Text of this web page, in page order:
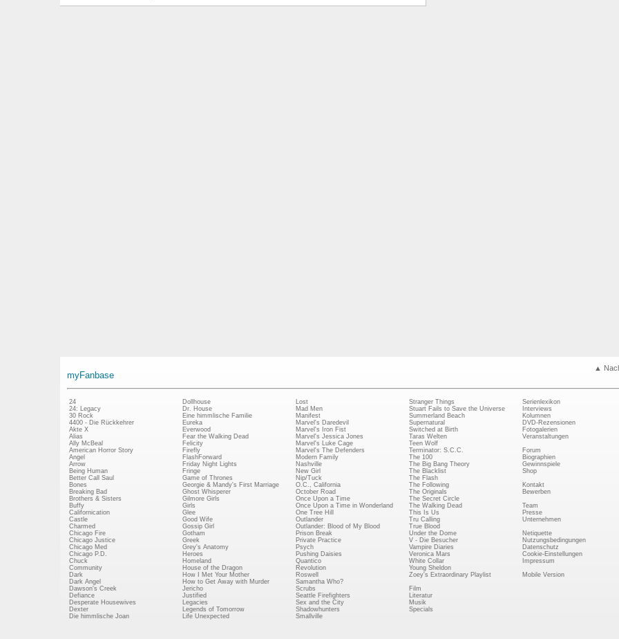
▲
myFanbase
24
24: Legacy
30 Rock
4400 - Die Rückkehrer
Akte X
Alias
Ally McBeal
American Horror Story
Angel
Arrow
Being Human
Better Call Saul
Bones
Breaking Bad
Brothers & Sisters
Buffy
Californication
Castle
Charmed
Chicago Fire
Chicago Justice
Chicago Med
Chicago P.D.
Chuck
Community
Dark
Dark Angel
Dawson's Creek
Defiance
Desperate Housewives
Dexter
Die himmlische Joan
Dollhouse
Dr. House
Eine himmlische Familie
Eureka
Everwood
Fear the Walking Dead
Felicity
Firefly
FlashForward
Friday Night Lights
Fringe
Game of Thrones
Georgie & Mandy's First Marriage
Ghost Whisperer
Gilmore Girls
Girls
Glee
Good Wife
Gossip Girl
Gotham
Greek
Grey's Anatomy
Heroes
Homeland
House of the Dragon
How I Met Your Mother
How to Get Away with Murder
Jericho
Justified
Legacies
Legends of Tomorrow
Life Unexpected
Lost
Mad Men
Manifest
Marvel's Daredevil
Marvel's Iron Fist
Marvel's Jessica Jones
Marvel's Luke Cage
Marvel's The Defenders
Modern Family
Nashville
New Girl
Nip/Tuck
O.C., California
October Road
Once Upon a Time
Once Upon a Time in Wonderland
One Tree Hill
Outlander
Outlander: Blood of My Blood
Prison Break
Private Practice
Psych
Pushing Daisies
Quantico
Revolution
Roswell
Samantha Who?
Scrubs
Seattle Firefighters
Sex and the City
Shadowhunters
Smallville
Stranger Things
Stuart Fails to Save the Universe
Summerland Beach
Supernatural
Switched at Birth
Taras Welten
Teen Wolf
Terminator: S.C.C.
The 100
The Big Bang Theory
The Blacklist
The Flash
The Following
The Originals
The Secret Circle
The Walking Dead
This Is Us
Tru Calling
True Blood
Under the Dome
V - Die Besucher
Vampire Diaries
Veronica Mars
White Collar
Young Sheldon
Zoey's Extraordinary Playlist
Film
Literatur
Musik
Specials
Serienlexikon
Interviews
Kolumnen
DVD-Rezensionen
Fotogalerien
Veranstaltungen
Forum
Biographien
Gewinnspiele
Shop
Kontakt
Bewerben
Team
Presse
Unternehmen
Netiquette
Nutzungsbedingungen
Datenschutz
Cookie-Einstellungen
Impressum
Mobile Version